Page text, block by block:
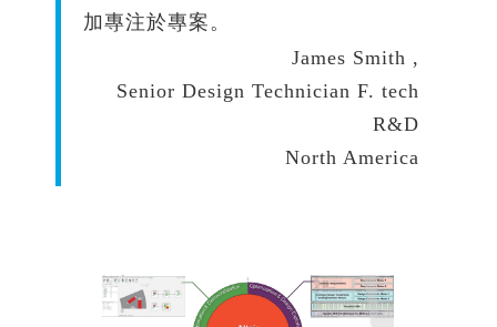
加專注於專案。
James Smith ,
Senior Design Technician F. tech
R&D
North America